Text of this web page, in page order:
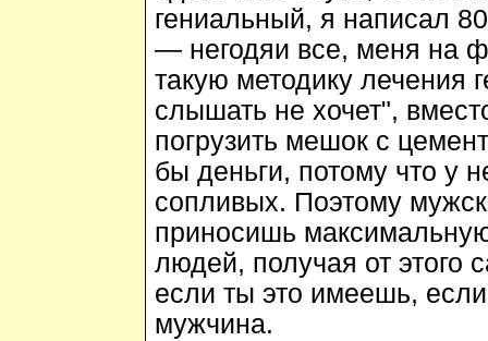
гениальный, я написал
— негодяи все, меня на
такую методику лечения
слышать не хочет",
погрузить мешок с
бы деньги, потому что у
сопливых. Поэтому
приносишь
людей, получая от этого
если ты это имеешь,
мужчина.